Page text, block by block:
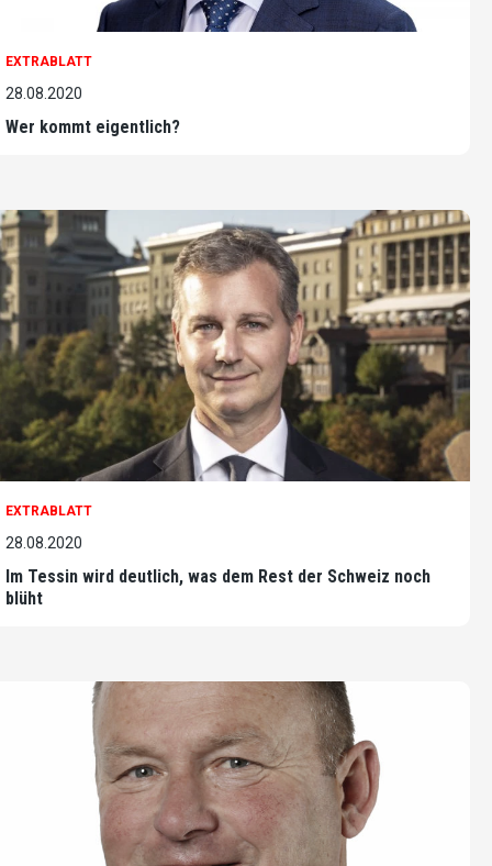
EXTRABLATT
28.08.2020
Wer kommt eigentlich?
EXTRABLATT
28.08.2020
Im Tessin wird deutlich, was dem Rest der Schweiz noch
blüht